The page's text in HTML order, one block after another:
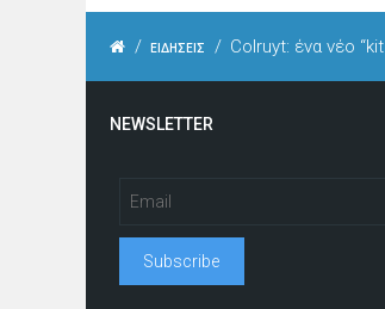
/ ΕΙΔΗΣΕΙΣ / Colruyt: ένα νέο
NEWSLETTER